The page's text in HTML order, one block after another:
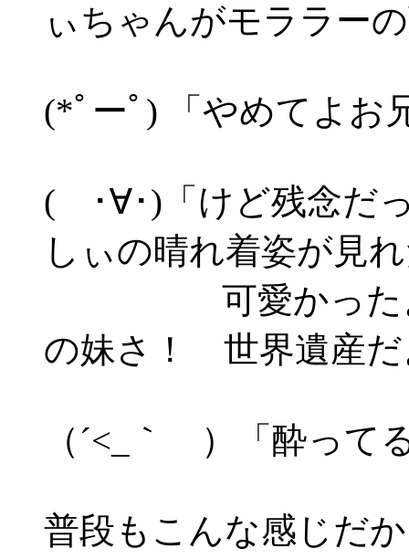
ぃちゃんがモララー
(*ﾟーﾟ) 「やめてよお
( ･∀･)「けど残念だ
しぃの晴れ着姿が見
可愛かったよ美
の妹さ！ 世界遺産だ
（´<_｀ ）「酔って
普段もこんな感じだ